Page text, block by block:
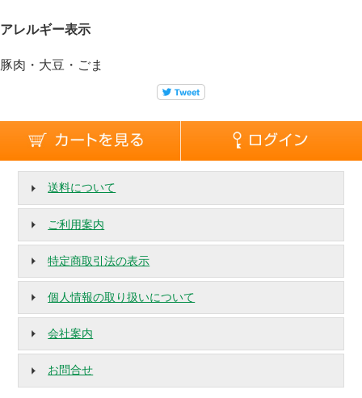
アレルギー表示
豚肉・大豆・ごま
送料について
ご利用案内
特定商取引法の表示
個人情報の取り扱いについて
会社案内
お問合せ